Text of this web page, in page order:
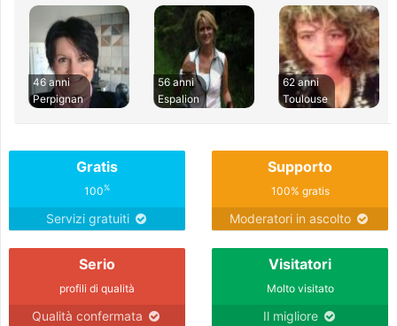
46 anni
Perpignan
56 anni
Espalion
62 anni
Toulouse
Gratis
100%
Servizi gratuiti
Supporto
100% gratis
Moderatori in ascolto
Serio
profili di qualità
Qualità confermata
Visitatori
Molto visitato
Il migliore